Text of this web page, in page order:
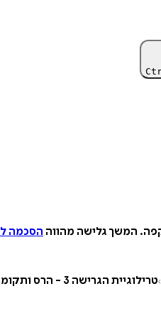
המשך גלישה מהווה הסכמה
טרילוגיית הגרישה 3 - הרס ותקומה